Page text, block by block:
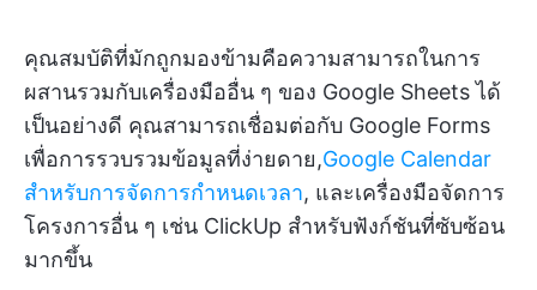
คุณสมบัติที่มักถูกมองข้ามคือความสามารถในการ
ผสานรวมกับเครื่องมืออื่น ๆ ของ Google Sheets ได้
เป็นอย่างดี คุณสามารถเชื่อมต่อกับ Google Forms
เพื่อการรวบรวมข้อมูลที่ง่ายดาย,Google Calendar
สำหรับการจัดการกำหนดเวลา, และเครื่องมือจัดการ
โครงการอื่น ๆ เช่น ClickUp สำหรับฟังก์ชันที่ซับซ้อน
มากขึ้น